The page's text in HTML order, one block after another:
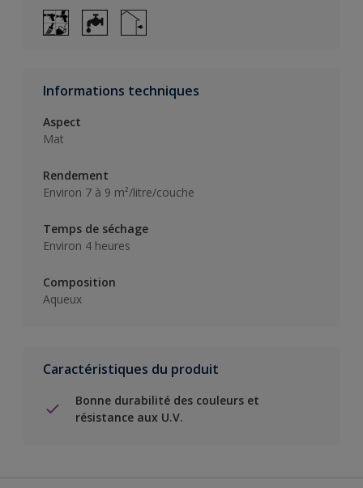
Informations techniques
Aspect
Mat
Rendement
Environ 7 à 9 m²/litre/couche
Temps de séchage
Environ 4 heures
Composition
Aqueux
Caractéristiques du produit
Bonne durabilité des couleurs et
résistance aux U.V.